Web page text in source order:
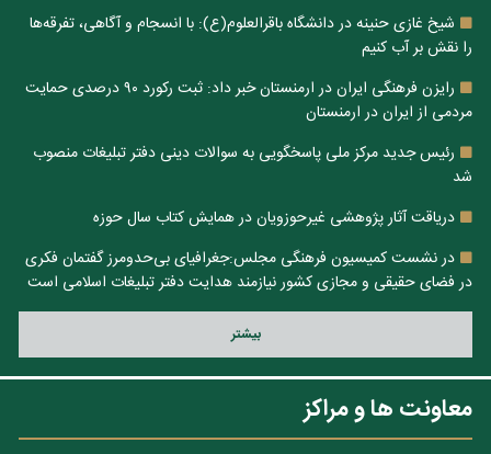
شیخ غازی حنینه در دانشگاه باقرالعلوم(ع): با انسجام و آگاهی، تفرقه‌ها
را نقش بر آب کنیم
رایزن فرهنگی ایران در ارمنستان خبر داد: ثبت رکورد ۹۰ درصدی حمایت
مردمی از ایران در ارمنستان
رئیس جدید مرکز ملی پاسخگویی به سوالات دینی دفتر تبلیغات منصوب
شد
دریاقت آثار پژوهشی غیرحوزویان در همایش کتاب سال حوزه
در نشست کمیسیون فرهنگی مجلس:جغرافیای بی‌حدومرز گفتمان فکری
در فضای حقیقی و مجازی کشور نیازمند هدایت دفتر تبلیغات اسلامی است
بيشتر
معاونت ها و مراکز